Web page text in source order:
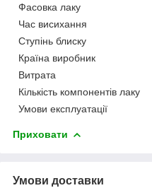
Фасовка лаку
Час висихання
Ступінь блиску
Країна виробник
Витрата
Кількість компонентів лаку
Умови експлуатації
Приховати
Умови доставки